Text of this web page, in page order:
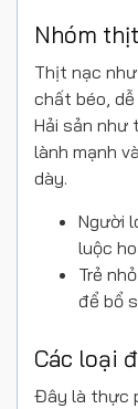
Nhóm
Thịt nạc
chất béo,
Hải sản như
lành mạnh
dày.
Người
luộc
Trẻ
để bổ
Các loại
Đây là thực